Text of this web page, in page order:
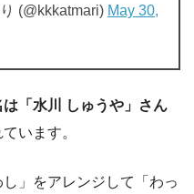
(@kkkatmari) May 30,
「水川 しゅうや」さん
います。
」をアレンジして「わっ